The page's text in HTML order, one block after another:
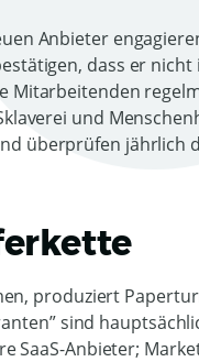
Anbieter
dass er
Mitarbeitenden
und
überprüfen jährlich
produziert
sind
SaaS-Anbieter;